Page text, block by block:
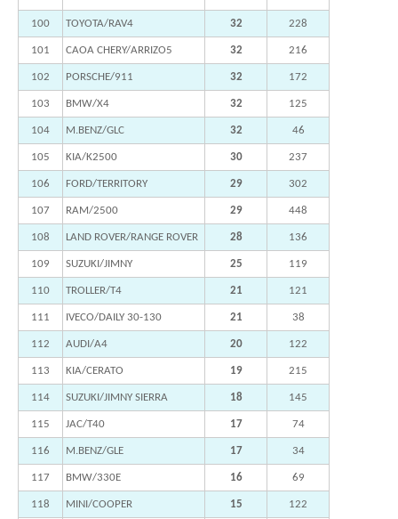
100 TOYOTA/RAV4 32 228
101 CAOA CHERY/ARRIZO5 32 216
102 PORSCHE/911 32 172
103 BMW/X4 32 125
104 M.BENZ/GLC 32 46
105 KIA/K2500 30 237
106 FORD/TERRITORY 29 302
107 RAM/2500 29 448
108 LAND ROVER/RANGE ROVER 28 136
109 SUZUKI/JIMNY 25 119
110 TROLLER/T4 21 121
111 IVECO/DAILY 30-130 21 38
112 AUDI/A4 20 122
113 KIA/CERATO 19 215
114 SUZUKI/JIMNY SIERRA 18 145
115 JAC/T40 17 74
116 M.BENZ/GLE 17 34
117 BMW/330E 16 69
118 MINI/COOPER 15 122